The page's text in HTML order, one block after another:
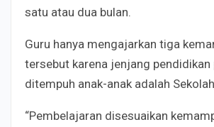
satu atau dua bulan.
Guru hanya mengajarkan tiga
tersebut karena jenjang pendidikan
ditempuh anak-anak adalah
“Pembelajaran disesuaikan